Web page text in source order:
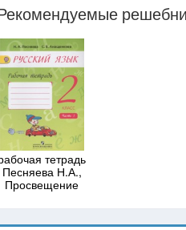
тетрадь
Песняева Н.А.,
Просвещение